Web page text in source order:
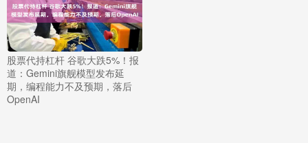
股票代持杠杆 谷歌大跌5%！报
道：Gemini旗舰模型发布延
期，编程能力不及预期，落后
OpenAI